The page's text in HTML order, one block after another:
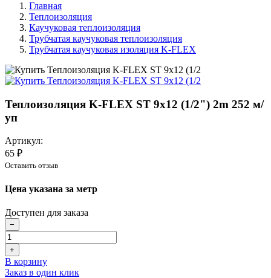
Главная
Теплоизоляция
Каучуковая теплоизоляция
Трубчатая каучуковая теплоизоляция
Трубчатая каучуковая изоляция K-FLEX
Теплоизоляция K-FLEX ST 9x12 (1/2") 2m 252 м/
уп
Артикул:
65 ₽
Оставить отзыв
Цена указана за метр
Доступен для заказа
−
+
В корзину
Заказ в один клик